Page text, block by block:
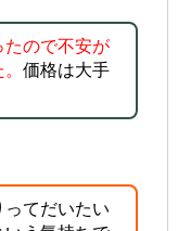
たので不安が
価格は大手
てだいたい